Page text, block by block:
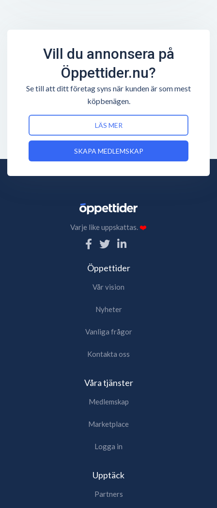
Vill du annonsera på
Öppettider.nu?
Se till att ditt företag syns när kunden är som mest
köpbenägen.
LÄS MER
SKAPA MEDLEMSKAP
Varje like uppskattas.❤️
Öppettider
Vår vision
Nyheter
Vanliga frågor
Kontakta oss
Våra tjänster
Medlemskap
Marketplace
Logga in
Upptäck
Partners